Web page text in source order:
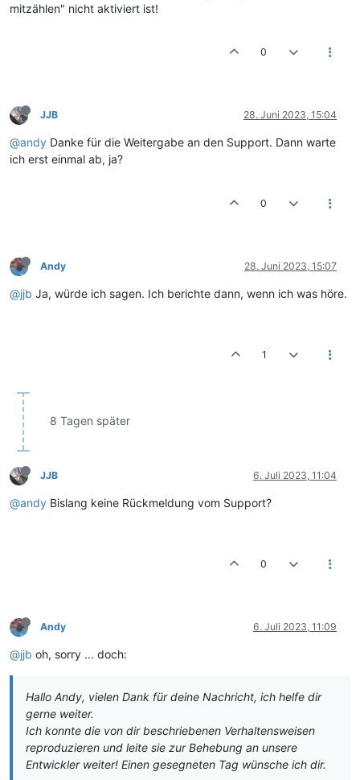
mitzählen" nicht aktiviert ist!
0
JJB 28. Juni 2023, 15:04
@andy Danke für die Weitergabe an den Support. Dann warte
ich erst einmal ab, ja?
0
Andy 28. Juni 2023, 15:07
@jjb Ja, würde ich sagen. Ich berichte dann, wenn ich was höre.
1
8 Tagen später
JJB 6. Juli 2023, 11:04
@andy Bislang keine Rückmeldung vom Support?
0
Andy 6. Juli 2023, 11:09
@jjb oh, sorry ... doch:
Hallo Andy, vielen Dank für deine Nachricht, ich helfe dir
gerne weiter.
Ich konnte die von dir beschriebenen Verhaltensweisen
reproduzieren und leite sie zur Behebung an unsere
Entwickler weiter! Einen gesegneten Tag wünsche ich dir.